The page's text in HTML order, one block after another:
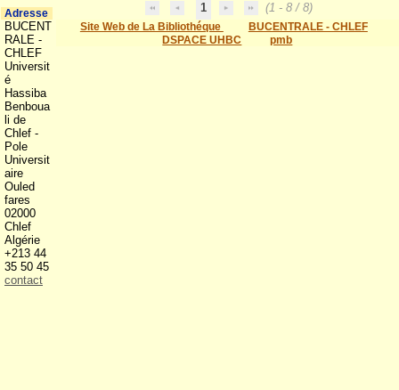
1
(1 - 8 / 8)
Site Web de La Bibliothéque
BUCENTRALE - CHLEF
DSPACE UHBC
pmb
Adresse
BUCENT
RALE -
CHLEF
Universit
é
Hassiba
Benboua
li de
Chlef -
Pole
Universit
aire
Ouled
fares
02000
Chlef
Algérie
+213 44
35 50 45
contact